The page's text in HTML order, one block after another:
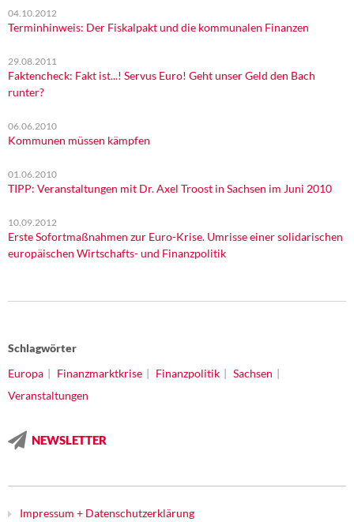
04.10.2012
Terminhinweis: Der Fiskalpakt und die kommunalen Finanzen
29.08.2011
Faktencheck: Fakt ist...! Servus Euro! Geht unser Geld den Bach
runter?
06.06.2010
Kommunen müssen kämpfen
01.06.2010
TIPP: Veranstaltungen mit Dr. Axel Troost in Sachsen im Juni 2010
10.09.2012
Erste Sofortmaßnahmen zur Euro-Krise. Umrisse einer solidarischen
europäischen Wirtschafts- und Finanzpolitik
Schlagwörter
Europa
Finanzmarktkrise Finanzpolitik
Sachsen
Veranstaltungen
NEWSLETTER
Impressum + Datenschutzerklärung